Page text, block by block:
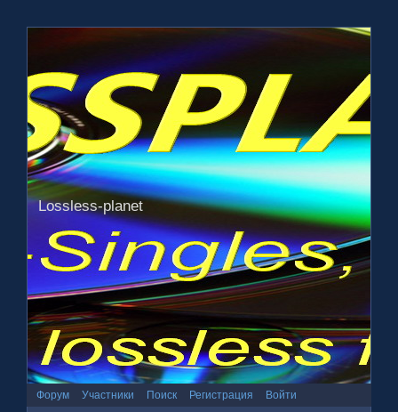
Lossless-planet
Форум Участники Поиск Регистрация Войти